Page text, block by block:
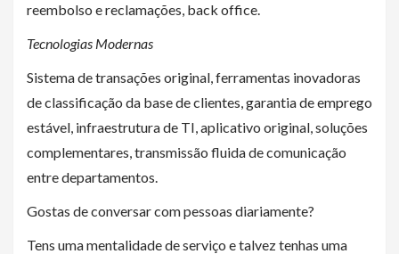
reembolso e reclamações, back office.
Tecnologias Modernas
Sistema de transações original, ferramentas inovadoras
de classificação da base de clientes, garantia de emprego
estável, infraestrutura de TI, aplicativo original, soluções
complementares, transmissão fluida de comunicação
entre departamentos.
Gostas de conversar com pessoas diariamente?
Tens uma mentalidade de serviço e talvez tenhas uma